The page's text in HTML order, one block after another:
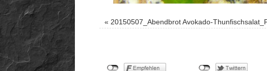
« 20150507_Abendbrot Avokado-